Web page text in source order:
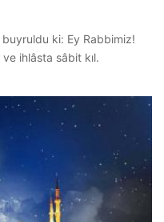
buyruldu ki: Ey Rabbimiz!
ihlâsta sâbit kıl.